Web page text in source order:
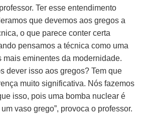
Ter esse entendimento
que devemos aos gregos a
o que parece conter certa
pensamos a técnica como uma
mais eminentes da modernidade.
dever isso aos gregos? Tem que
muito significativa. Nós fazemos
isso, pois uma bomba nuclear é
vaso grego”, provoca o professor.